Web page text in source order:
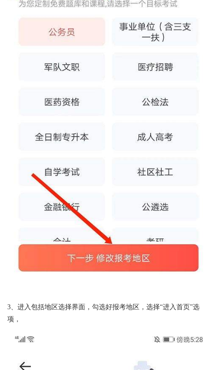
3、进入包括地区选择界面，勾选好报考地区，选择“进入首页”选
项，